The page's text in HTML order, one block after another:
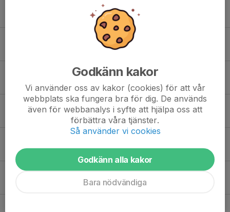
Föräldramötet 17/3
0
Spelarutbildning med tillhörande frågeformulär
Måndagens träning inställd
3 feb 2025
Vänlig påminnelse till alla föräldrar
1 feb 2025 0
6 jan 2025 0
Ny assisterande tränare 2025
0
Godkänn kakor
Vi använder oss av kakor (cookies) för att vår
webbplats ska fungera bra för dig. De används
även för webbanalys i syfte att hjälpa oss att
förbättra våra tjänster.
Så använder vi cookies
Godkänn alla kakor
Bara nödvändiga